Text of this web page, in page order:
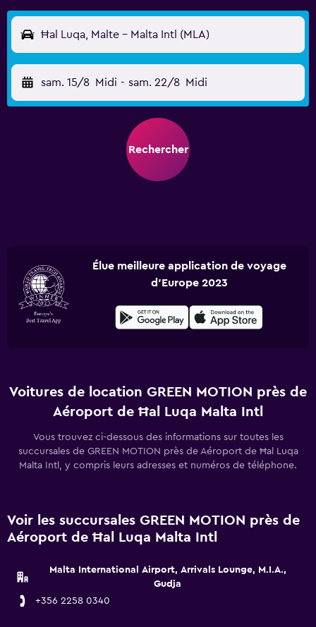
Ħal Luqa, Malte - Malta Intl (MLA)
sam. 15/8 Midi - sam. 22/8 Midi
Rechercher
Élue meilleure application de voyage
d'Europe 2023
Voitures de location GREEN MOTION près de
Aéroport de Ħal Luqa Malta Intl
Vous trouvez ci-dessous des informations sur toutes les
succursales de GREEN MOTION près de Aéroport de Ħal Luqa
Malta Intl, y compris leurs adresses et numéros de téléphone.
Voir les succursales GREEN MOTION près de
Aéroport de Ħal Luqa Malta Intl
Malta International Airport, Arrivals Lounge, M.I.A.,
Gudja
+356 2258 0340